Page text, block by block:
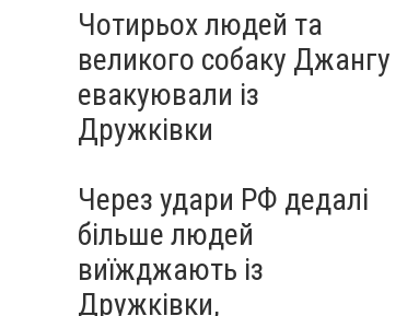
Чотирьох людей та
великого собаку Джангу
евакуювали із
Дружківки
Через удари РФ дедалі
більше людей
виїжджають із
Дружківки,